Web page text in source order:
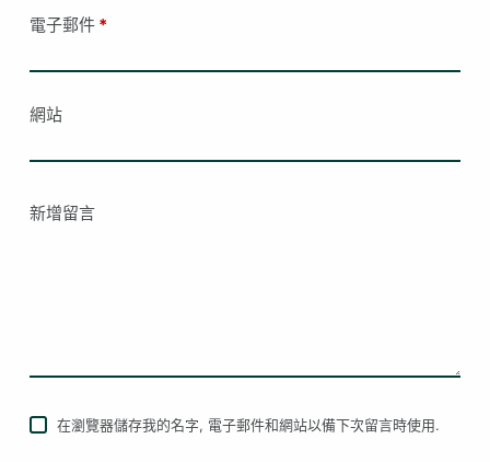
電子郵件*
網站
新增留言
在瀏覽器儲存我的名字, 電子郵件和網站以備下次留言時使用.